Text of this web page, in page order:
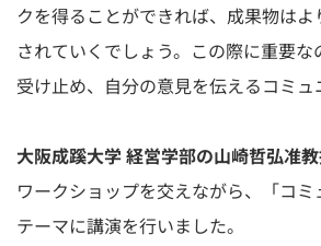
クを得ることができれば、成果物は
されていくでしょう。この際に重要
受け止め、自分の意見を伝えるコミュ
大阪成蹊大学 経営学部の山崎哲弘准
ワークショップを交えながら、「コ
テーマに講演を行いました。